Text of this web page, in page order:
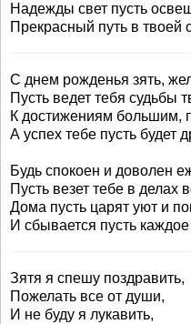
Надежды свет пусть
Прекрасный путь в твоей
С днем рожденья зять,
Пусть ведет тебя судьбы
К достижениям большим,
А успех тебе пусть будет
Будь спокоен и доволен
Пусть везет тебе в делах
Дома пусть царят уют и
И сбывается пусть
Зятя я спешу поздравить,
Пожелать все от души,
И не буду я лукавить,